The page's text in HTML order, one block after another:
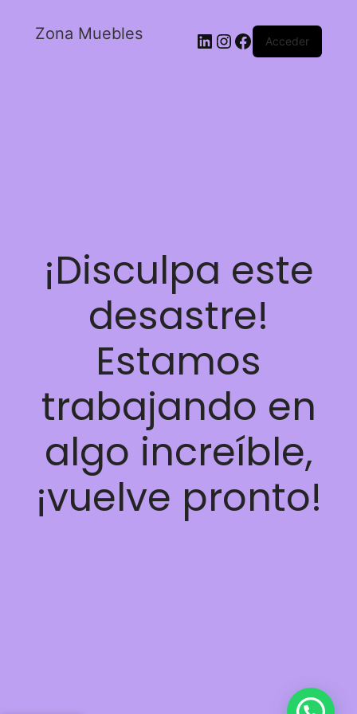
Zona Muebles Acceder
¡Disculpa este
desastre!
Estamos
trabajando en
algo increíble,
¡vuelve pronto!